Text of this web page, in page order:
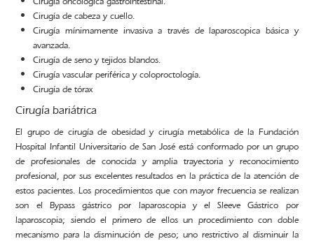
Cirugía de cabeza y cuello.
Cirugía mínimamente invasiva a través de laparoscopica básica y
avanzada.
Cirugía de seno y tejidos blandos.
Cirugía vascular periférica y coloproctología.
Cirugía de tórax
Cirugía bariátrica
El grupo de cirugía de obesidad y cirugía metabólica de la Fundación
Hospital Infantil Universitario de San José está conformado por un grupo
de profesionales de conocida y amplia trayectoria y reconocimiento
profesional, por sus excelentes resultados en la práctica de la atención de
estos pacientes. Los procedimientos que con mayor frecuencia se realizan
son el Bypass gástrico por laparoscopia y el Sleeve Gástrico por
laparoscopia; siendo el primero de ellos un procedimiento con doble
mecanismo para la disminución de peso; uno restrictivo al disminuir la